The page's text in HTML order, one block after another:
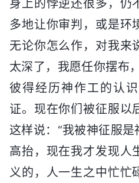
身上的悖逆还很多，仍
多地让你审判，或是环
无论你怎么作，对我来
太深了，我愿任你摆布
彼得经历神作工的认
证。现在你们被征服以
这样说：“我被神征服
高抬，现在我才发现人
义的，人一生之中忙忙